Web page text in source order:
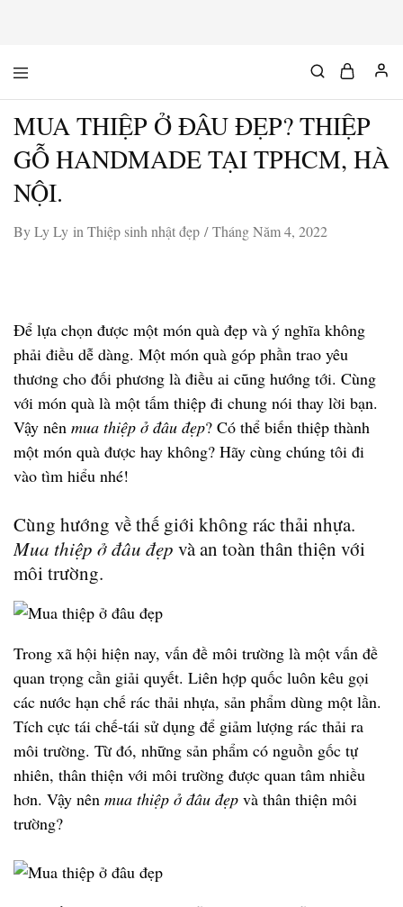
độc
&
chất
MUA THIỆP Ở ĐÂU ĐẸP? THIỆP
GỖ HANDMADE TẠI TPHCM, HÀ
NỘI.
ByLy Ly in Thiệp sinh nhật đẹp Tháng Năm 4, 2022
Để lựa chọn được một món quà đẹp và ý nghĩa không
phải điều dễ dàng. Một món quà góp phần trao yêu
thương cho đối phương là điều ai cũng hướng tới. Cùng
với món quà là một tấm thiệp đi chung nói thay lời bạn.
Vậy nên mua thiệp ở đâu đẹp? Có thể biến thiệp thành
một món quà được hay không? Hãy cùng chúng tôi đi
vào tìm hiểu nhé!
Cùng hướng về thế giới không rác thải nhựa.
Mua thiệp ở đâu đẹp và an toàn thân thiện với
môi trường.
Trong xã hội hiện nay, vấn đề môi trường là một vấn đề
quan trọng cần giải quyết. Liên hợp quốc luôn kêu gọi
các nước hạn chế rác thải nhựa, sản phẩm dùng một lần.
Tích cực tái chế-tái sử dụng để giảm lượng rác thải ra
môi trường. Từ đó, những sản phẩm có nguồn gốc tự
nhiên, thân thiện với môi trường được quan tâm nhiều
hơn. Vậy nên mua thiệp ở đâu đẹp và thân thiện môi
trường?